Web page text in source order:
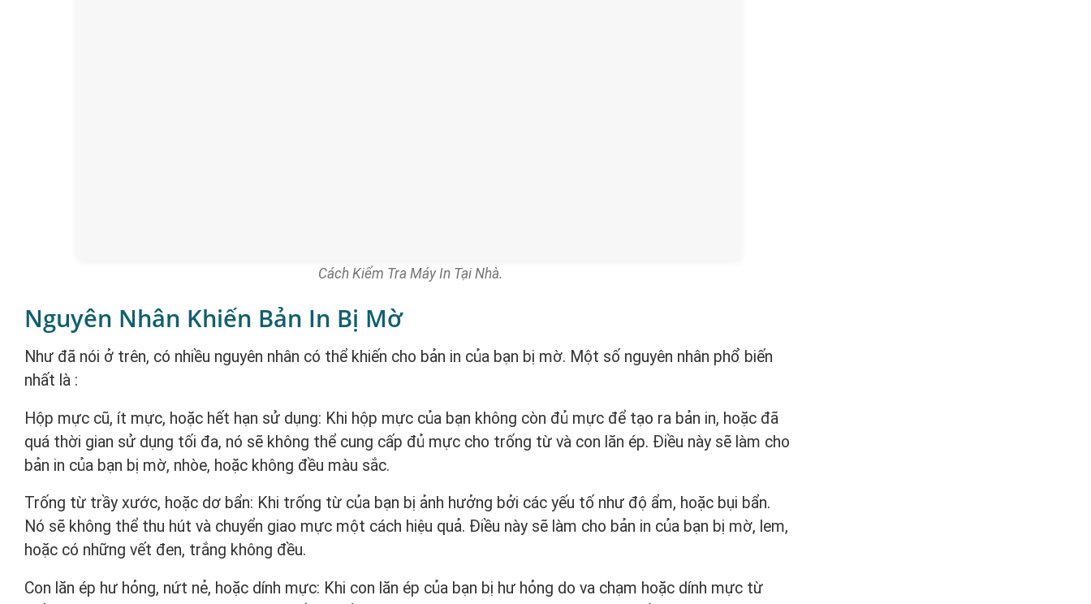
Cách Kiểm Tra Máy In Tại Nhà.
Nguyên Nhân Khiến Bản In Bị Mờ
Như đã nói ở trên, có nhiều nguyên nhân có thể khiến cho bản in của bạn bị mờ. Một số nguyên nhân phổ biến
nhất là :
Hộp mực cũ, ít mực, hoặc hết hạn sử dụng: Khi hộp mực của bạn không còn đủ mực để tạo ra bản in, hoặc đã
quá thời gian sử dụng tối đa, nó sẽ không thể cung cấp đủ mực cho trống từ và con lăn ép. Điều này sẽ làm cho
bản in của bạn bị mờ, nhòe, hoặc không đều màu sắc.
Trống từ trầy xước, hoặc dơ bẩn: Khi trống từ của bạn bị ảnh hưởng bởi các yếu tố như độ ẩm, hoặc bụi bẩn.
Nó sẽ không thể thu hút và chuyển giao mực một cách hiệu quả. Điều này sẽ làm cho bản in của bạn bị mờ, lem,
hoặc có những vết đen, trắng không đều.
Con lăn ép hư hỏng, nứt nẻ, hoặc dính mực: Khi con lăn ép của bạn bị hư hỏng do va chạm hoặc dính mực từ